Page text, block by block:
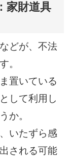
家財道具
どが、不法
。
置いている
して利用し
か。
いたずら感
される可能